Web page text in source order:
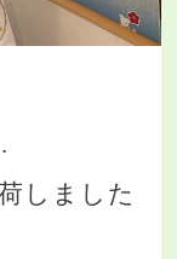
しました